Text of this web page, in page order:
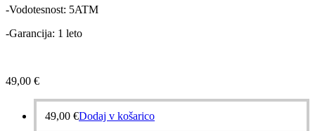
-Vodotesnost: 5ATM
-Garancija: 1 leto
49,00 €
49,00 €Dodaj v košarico